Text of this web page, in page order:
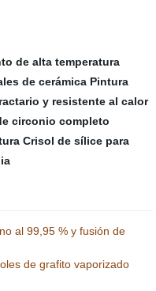
de alta temperatura
de cerámica Pintura
y resistente al calor
circonio completo
Crisol de sílice para
al 99,95 % y fusión de
de grafito vaporizado